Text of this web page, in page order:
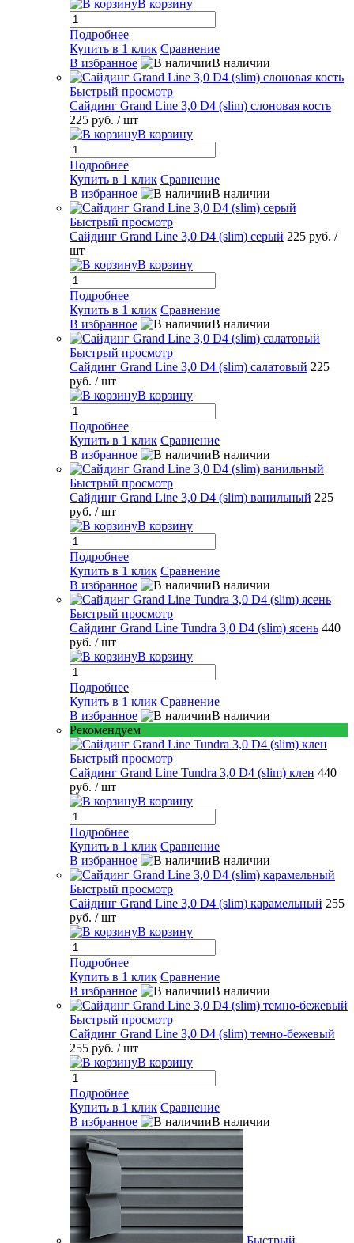
В корзину
Подробнее
Купить в 1 клик Сравнение
В избранное
В наличии
Быстрый просмотр
Сайдинг Grand Line 3,0 D4 (slim) слоновая кость
225 руб. / шт
В корзину
Подробнее
Купить в 1 клик Сравнение
В избранное
В наличии
Быстрый просмотр
Сайдинг Grand Line 3,0 D4 (slim) серый 225 руб. /
шт
В корзину
Подробнее
Купить в 1 клик Сравнение
В избранное
В наличии
Быстрый просмотр
Сайдинг Grand Line 3,0 D4 (slim) салатовый 225
руб. / шт
В корзину
Подробнее
Купить в 1 клик Сравнение
В избранное
В наличии
Быстрый просмотр
Сайдинг Grand Line 3,0 D4 (slim) ванильный 225
руб. / шт
В корзину
Подробнее
Купить в 1 клик Сравнение
В избранное
В наличии
Быстрый просмотр
Сайдинг Grand Line Tundra 3,0 D4 (slim) ясень 440
руб. / шт
В корзину
Подробнее
Купить в 1 клик Сравнение
В избранное
В наличии
Рекомендуем
Быстрый просмотр
Сайдинг Grand Line Tundra 3,0 D4 (slim) клен 440
руб. / шт
В корзину
Подробнее
Купить в 1 клик Сравнение
В избранное
В наличии
Быстрый просмотр
Сайдинг Grand Line 3,0 D4 (slim) карамельный 255
руб. / шт
В корзину
Подробнее
Купить в 1 клик Сравнение
В избранное
В наличии
Быстрый просмотр
Сайдинг Grand Line 3,0 D4 (slim) темно-бежевый
255 руб. / шт
В корзину
Подробнее
Купить в 1 клик Сравнение
В избранное
В наличии
Быстрый